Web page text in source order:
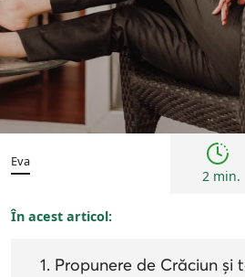
Eva
2 min.
În acest articol:
Propunere de Crăciun și